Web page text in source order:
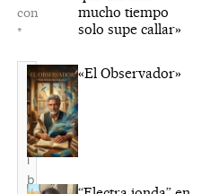
con
*
Escribe
aquí...
mucho tiempo
solo supe callar»
«El Observador»